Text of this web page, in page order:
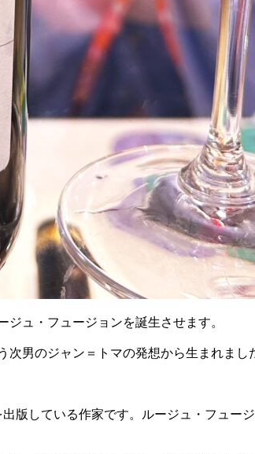
ュ・フュージョンを誕生させます。
次男のジャン＝トマの発想から生まれまし
版している作家です。ルージュ・フュー